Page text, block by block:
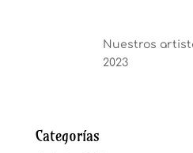
Nuestros
2023
Categorías